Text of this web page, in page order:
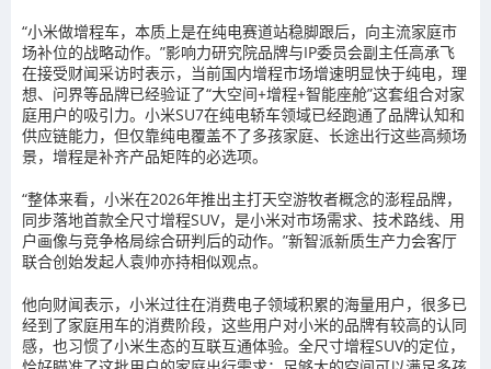
“小米做增程车，本质上是在纯电赛道站稳脚跟后， 向主流家庭市
场补位的战略动作。”影响力研究院品牌与IP委员会副主任高承飞
在接受财闻采访时表示，当前国内增程市场增速明显快于纯电，理
想、问界等品牌已经验证了“大空间+增程+智能座舱”这套组合对家
庭用户的吸引力。小米SU7在纯电轿车领域已经跑通了品牌认知和
供应链能力，但仅靠纯电覆盖不了多孩家庭、长途出行这些高频场
景，增程是补齐产品矩阵的必选项。
“整体来看，小米在2026年推出主打天空游牧者概念的澎程品牌，
同步落地首款全尺寸增程SUV， 是小米对市场需求、技术路线、用
户画像与竞争格局综合研判后的动作。”新智派新质生产力会客厅
联合创始发起人袁帅亦持相似观点。
他向财闻表示，小米过往在消费电子领域积累的海量用户，很多已
经到了家庭用车的消费阶段，这些用户对小米的品牌有较高的认同
感，也习惯了小米生态的互联互通体验。全尺寸增程SUV的定位，